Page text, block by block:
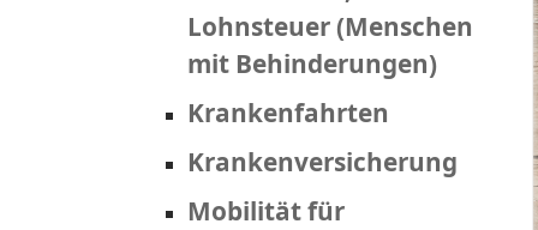
Lohnsteuer (Menschen
mit Behinderungen)
Krankenfahrten
Krankenversicherung
Mobilität für